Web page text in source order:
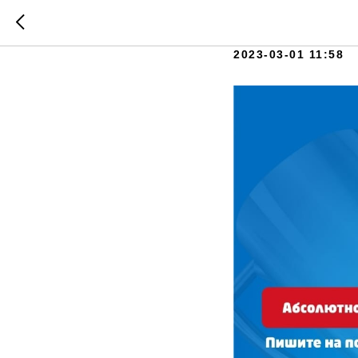
2023-03-01 11:58